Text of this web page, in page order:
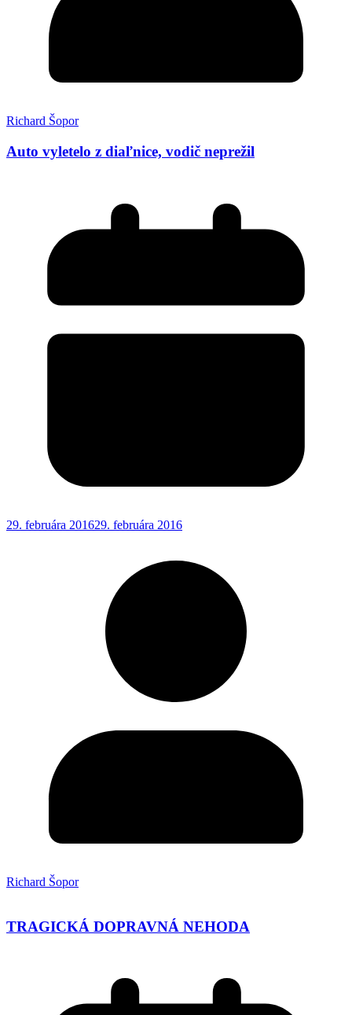
Richard Šopor
Auto vyletelo z diaľnice, vodič neprežil
29. februára 201629. februára 2016
Richard Šopor
TRAGICKÁ DOPRAVNÁ NEHODA